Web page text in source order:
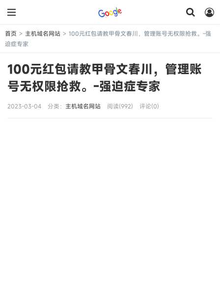
首页 > 主机域名网站 > 100元红包请教甲骨文春川，管理账号无权限抢救。-强
迫症专家
100元红包请教甲骨文春川，管理账
号无权限抢救。-强迫症专家
2023-03-04 分类： 主机域名网站 阅读(992) 评论(0)